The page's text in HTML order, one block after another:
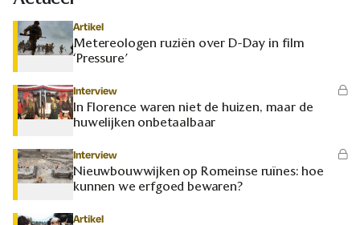
Artikel
Metereologen ruziën over D-Day in film
‘Pressure’
Interview
In Florence waren niet de huizen, maar de
huwelijken onbetaalbaar
Interview
Nieuwbouwwijken op Romeinse ruïnes: hoe
kunnen we erfgoed bewaren?
Artikel